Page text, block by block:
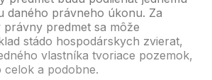
daného právneho úkonu. Za
predmet sa môže
stádo hospodárskych zvierat,
vlastníka tvoriace pozemok,
celok a podobne.